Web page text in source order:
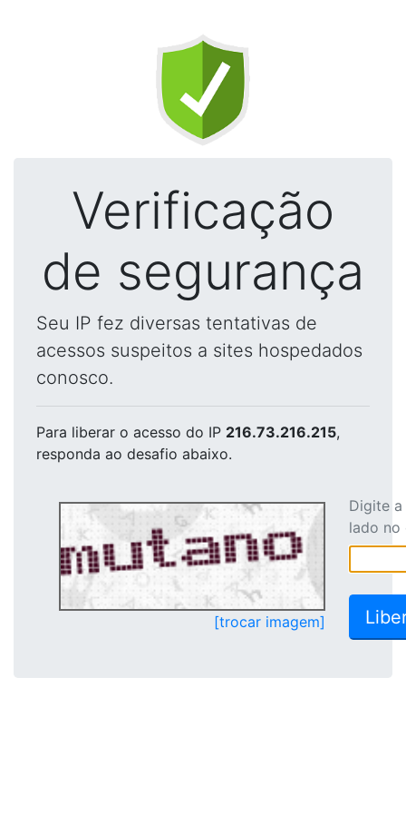
Verificação
de segurança
Seu IP fez diversas tentativas de
acessos suspeitos a sites hospedados
conosco.
Para liberar o acesso do IP 216.73.216.215,
responda ao desafio abaixo.
[trocar imagem]
Digite
lado no